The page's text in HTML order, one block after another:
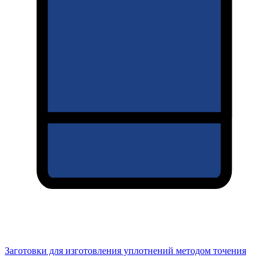
Заготовки для изготовления уплотнений методом точения